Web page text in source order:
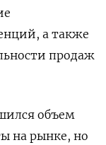
а также
продаж
объем
на рынке, но